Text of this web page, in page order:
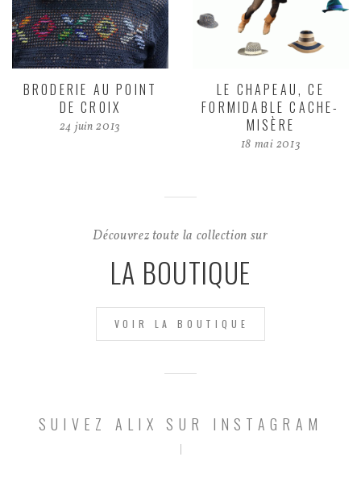
BRODERIE AU POINT
DE CROIX
24 juin 2013
LE CHAPEAU, CE
FORMIDABLE CACHE-
MISÈRE
18 mai 2013
Découvrez toute la collection sur
LA BOUTIQUE
VOIR LA BOUTIQUE
SUIVEZ ALIX SUR INSTAGRAM